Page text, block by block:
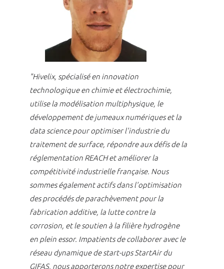
"Hivelix, spécialisé en innovation
technologique en chimie et électrochimie,
utilise la modélisation multiphysique, le
développement de jumeaux numériques et la
data science pour optimiser l'industrie du
traitement de surface, répondre aux défis de la
réglementation REACH et améliorer la
compétitivité industrielle française. Nous
sommes également actifs dans l'optimisation
des procédés de parachèvement pour la
fabrication additive, la lutte contre la
corrosion, et le soutien à la filière hydrogène
en plein essor. Impatients de collaborer avec le
réseau dynamique de start-ups StartAir du
GIFAS, nous apporterons notre expertise pour